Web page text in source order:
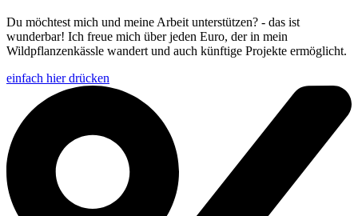
Du möchtest mich und meine Arbeit unterstützen? - das ist
wunderbar! Ich freue mich über jeden Euro, der in mein
Wildpflanzenkässle wandert und auch künftige Projekte ermöglicht.
einfach hier drücken